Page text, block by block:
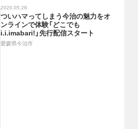
2020.05.28
ついハマってしまう今治の魅力をオ
ンラインで体験「どこでも
i.i.imabari!」先行配信スタート
愛媛県今治市